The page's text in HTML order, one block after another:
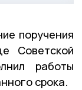
поручения
Советской
работы
срока.